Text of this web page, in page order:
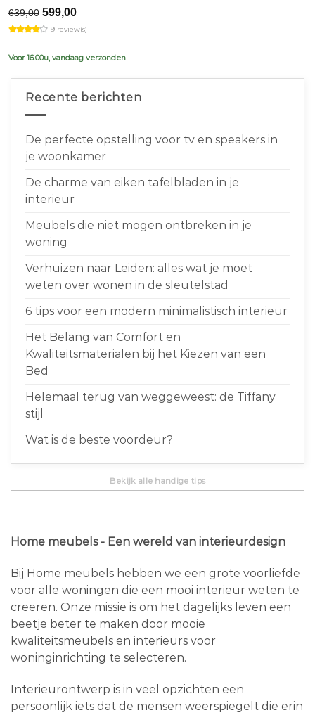
639,00 Original
price
was:
599,00Current
is:
9 review(s)
Voor 16.00u, vandaag verzonden
Recente berichten
De perfecte opstelling voor tv en speakers in
je woonkamer
De charme van eiken tafelbladen in je
interieur
Meubels die niet mogen ontbreken in je
woning
Verhuizen naar Leiden: alles wat je moet
weten over wonen in de sleutelstad
6 tips voor een modern minimalistisch interieur
Het Belang van Comfort en
Kwaliteitsmaterialen bij het Kiezen van een
Bed
Helemaal terug van weggeweest: de Tiffany
stijl
Wat is de beste voordeur?
Bekijk alle handige tips
Home meubels - Een wereld van interieurdesign
Bij Home meubels hebben we een grote voorliefde
voor alle woningen die een mooi interieur weten te
creëren. Onze missie is om het dagelijks leven een
beetje beter te maken door mooie
kwaliteitsmeubels en interieurs voor
woninginrichting te selecteren.
Interieurontwerp is in veel opzichten een
persoonlijk iets dat de mensen weerspiegelt die erin